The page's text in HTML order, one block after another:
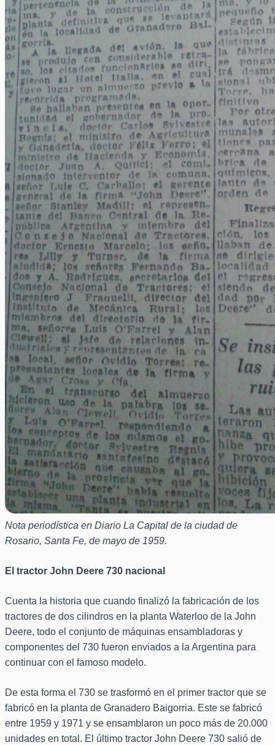
Nota periodística en Diario La Capital de la ciudad de
Rosario, Santa Fe, de mayo de 1959.
El tractor John Deere 730 nacional
Cuenta la historia que cuando finalizó la fabricación de los
tractores de dos cilindros en la planta Waterloo de la John
Deere, todo el conjunto de máquinas ensambladoras y
componentes del 730 fueron enviados a la Argentina para
continuar con el famoso modelo.
De esta forma el 730 se trasformó en el primer tractor que se
fabricó en la planta de Granadero Baigorria. Este se fabricó
entre 1959 y 1971 y se ensamblaron un poco más de 20.000
unidades en total. El último tractor John Deere 730 salió de